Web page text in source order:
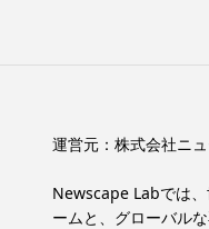
運営元： 株式会社ニ
Newscape Labでは
ームと、グローバル